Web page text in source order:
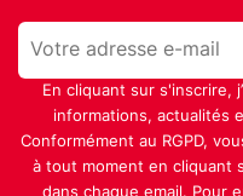
En cliquant sur s'inscrire,
informations, actualités
Conformément au RGPD,
à tout moment en cliquant
dans chaque email. Pour